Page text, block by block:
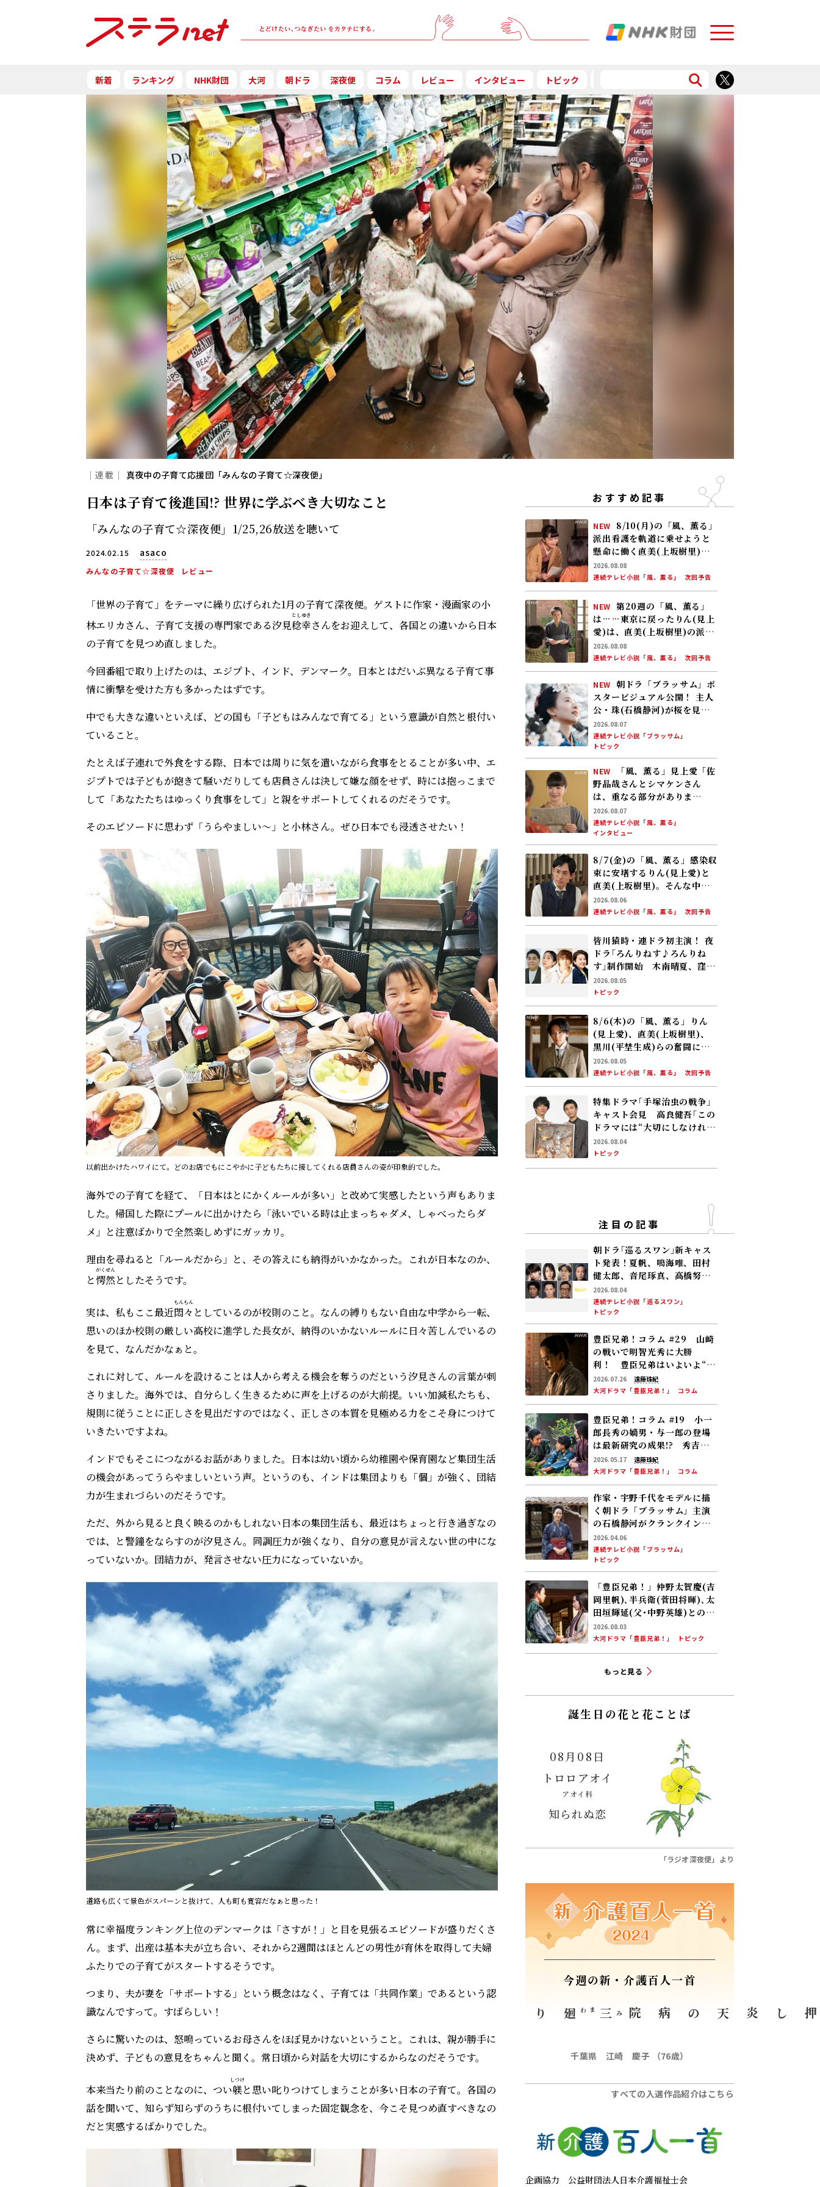
Menu
新着 ランキング NHK財団 大河 朝ドラ 深夜便 コラム レビュー インタビュー トピック
｜連載｜ 真夜中の子育て応援団「みんなの子育て☆深夜便」
日本は子育て後進国!? 世界に学ぶべき大切なこと
「みんなの子育て☆深夜便」1/25,26放送を聴いて
2024.02.15 asaco
みんなの子育て☆深夜便 レビュー
「世界の子育て」をテーマに繰り広げられた1月の子育て深夜便。ゲストに作家・漫画家の小
林エリカさん、子育て支援の専門家である汐見稔幸
としゆき
さんをお迎えして、各国との違いから日本
の子育てを見つめ直しました。
今回番組で取り上げたのは、エジプト、インド、デンマーク。日本とはだいぶ異なる子育て事
情に衝撃を受けた方も多かったはずです。
中でも大きな違いといえば、どの国も「子どもはみんなで育てる」という意識が自然と根付い
ていること。
たとえば子連れで外食をする際、日本では周りに気を遣いながら食事をとることが多い中、エ
ジプトでは子どもが飽きて騒いだりしても店員さんは決して嫌な顔をせず、時には抱っこまで
して「あなたたちはゆっくり食事をして」と親をサポートしてくれるのだそうです。
そのエピソードに思わず「うらやましい〜」と小林さん。ぜひ日本でも浸透させたい！
以前出かけたハワイにて。どのお店でもにこやかに子どもたちに接してくれる店員さんの姿が印象的でした。
海外での子育てを経て、「日本はとにかくルールが多い」と改めて実感したという声もありま
した。帰国した際にプールに出かけたら「泳いでいる時は止まっちゃダメ、しゃべったらダ
メ」と注意ばかりで全然楽しめずにガッカリ。
理由を尋ねると「ルールだから」と、その答えにも納得がいかなかった。これが日本なのか、
と愕然
がくぜん
としたそうです。
実は、私もここ最近悶々
もんもん
としているのが校則のこと。なんの縛りもない自由な中学から一転、
思いのほか校則の厳しい高校に進学した長女が、納得のいかないルールに日々苦しんでいるの
を見て、なんだかなぁと。
これに対して、ルールを設けることは人から考える機会を奪うのだという汐見さんの言葉が刺
さりました。海外では、自分らしく生きるために声を上げるのが大前提。いい加減私たちも、
規則に従うことに正しさを見出だすのではなく、正しさの本質を見極める力をこそ身につけて
いきたいですよね。
インドでもそこにつながるお話がありました。日本は幼い頃から幼稚園や保育園など集団生活
の機会があってうらやましいという声。というのも、インドは集団よりも「個」が強く、団結
力が生まれづらいのだそうです。
ただ、外から見ると良く映るのかもしれない日本の集団生活も、最近はちょっと行き過ぎなの
では、と警鐘をならすのが汐見さん。同調圧力が強くなり、自分の意見が言えない世の中にな
っていないか。団結力が、発言させない圧力になっていないか。
道路も広くて景色がスパーンと抜けて、人も町も寛容だなぁと思った！
常に幸福度ランキング上位のデンマークは「さすが！」と目を見張るエピソードが盛りだくさ
ん。まず、出産は基本夫が立ち合い、それから2週間はほとんどの男性が育休を取得して夫婦
ふたりでの子育てがスタートするそうです。
つまり、夫が妻を「サポートする」という概念はなく、子育ては「共同作業」であるという認
識なんですって。すばらしい！
さらに驚いたのは、怒鳴っているお母さんをほぼ見かけないということ。これは、親が勝手に
決めず、子どもの意見をちゃんと聞く。常日頃から対話を大切にするからなのだそうです。
本来当たり前のことなのに、つい躾
しつけ
と思い叱りつけてしまうことが多い日本の子育て。各国の
話を聞いて、知らず知らずのうちに根付いてしまった固定観念を、今こそ見つめ直すべきなの
だと実感するばかりでした。
おすすめ記事
NEW
8/10(月)の「風、薫る」
派出看護を軌道に乗せようと
懸命に働く直美(上坂樹里)。
そんな中、りん(見上愛)が新
潟から帰ってくる
2026.08.08
連続テレビ小説「風、薫る」
次回予告
NEW 第20週の「風、薫る」
は……東京に戻ったりん(見上
愛)は、直美(上坂樹里)の派出
看護婦会で働くことに。そん
な中、直美は自分の理想とし
た無償の看護を始める
2026.08.08
連続テレビ小説「風、薫る」
次回予告
NEW 朝ドラ「ブラッサム」ポ
スタービジュアル公開！ 主人
公・珠(石橋静河)が桜を見上
げる印象的な1枚 タイトル映
像は奥山大史監督、語りは三
條雅幸アナ 2026年度後期放
送
2026.08.07
連続テレビ小説「ブラッサム」
トピック
NEW
「風、薫る」見上愛「佐
野晶哉さんとシマケンさん
は、重なる部分がありま
す……」
2026.08.07
連続テレビ小説「風、薫る」
インタビュー
8/7(金)の「風、薫る」感染収
束に安堵するりん(見上愛)と
直美(上坂樹里)。そんな中、
黒川(平埜生成)がりんにある
提案をする
2026.08.06
連続テレビ小説「風、薫る」
次回予告
皆川猿時・連ドラ初主演！ 夜
ドラ｢ろんりねす♪ろんりね
す｣制作開始 木南晴夏、窪塚
愛流、岸本加世子が共演――孤独
なおじさんが､人生でやり残し
たことに向き合う
2026.08.05
トピック
8/6(木)の「風、薫る」りん
(見上愛)、直美(上坂樹里)、
黒川(平埜生成)らの奮闘に、
村人たちも理解を示し始め
る。しかし、アサ(美山加恋)
の容体はなかなか改善せ
ず……
2026.08.05
連続テレビ小説「風、薫る」
次回予告
特集ドラマ｢手塚治虫の戦争｣
キャスト会見 高良健吾｢この
ドラマには“大切にしなければ
いけない何か”が､120％映っ
ている」
2026.08.04
トピック
注目の記事
朝ドラ｢巡るスワン｣新キャス
ト発表！夏帆、鳴海唯、田村
健太郎、音尾琢真、高橋努、
大倉孝二、角田晃広――主人公･美
咲(森田望智)が交流する警察
署の人々 2027年度前期放送
2026.08.04
連続テレビ小説「巡るスワン」
トピック
豊臣兄弟！コラム #29 山崎
の戦いで明智光秀に大勝
利！ 豊臣兄弟はいよいよ“天
下への道”を歩み始める
2026.07.26
遠藤珠紀
大河ドラマ「豊臣兄弟！」
コラム
豊臣兄弟！コラム #19 小一
郎長秀の嫡男・与一郎の登場
は最新研究の成果!? 秀吉は
柴田勝家と対立！
2026.05.17
遠藤珠紀
大河ドラマ「豊臣兄弟！」
コラム
作家・宇野千代をモデルに描
く朝ドラ「ブラッサム」主演
の石橋静河がクランクイン！
舞台地・山口県岩国市でロケ
「宇野さんが生まれ育った故
郷の岩国で、改めて深呼吸し
て幸せを感じています」26年
度後期放送
2026.04.06
連続テレビ小説「ブラッサム」
トピック
「豊臣兄弟！」仲野太賀――慶(吉
岡里帆)､半兵衛(菅田将暉)､太
田垣輝延(父･中野英雄)とのシ
ーンを振り返る！
2026.08.03
大河ドラマ「豊臣兄弟！」
トピック
もっと見る
誕生日の花と花ことば
08月08日
トロロアオイ
アオイ科
知られぬ恋
「ラジオ深夜便」より
今週の新・介護百人一首
押し炎天の
病院
三 み
廻 まわ
り
千葉県 江崎 慶子 （76歳）
すべての入選作品紹介はこちら
企画協力
公益財団法人日本介護福祉士会